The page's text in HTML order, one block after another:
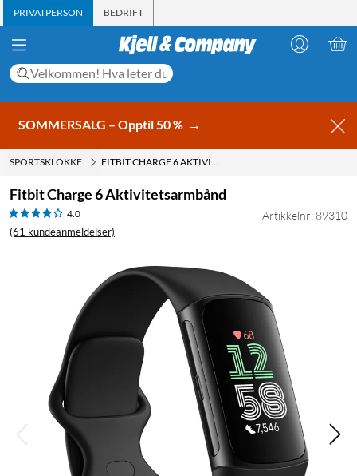
PRIVATPERSON BEDRIFT
SOMMERSALG – Opptil 50 % →
SPORTSKLOKKE FITBIT CHARGE 6 AKTIVITETSARMBÅND
Fitbit Charge 6 Aktivitetsarmbånd
4.0
(61 kundeanmeldelser)
Artikkelnr: 89310